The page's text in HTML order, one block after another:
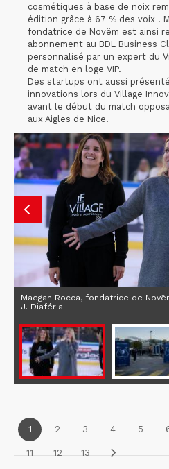
cosmétiques à base de noix
édition grâce à 67 % des voix !
fondatrice de Novëm est ainsi
abonnement au BDL Business
personnalisé par un expert du
de match en loge VIP.
Des startups ont aussi
innovations lors du Village
avant le début du match
aux Aigles de Nice.
Maegan Rocca, fondatrice de
J. Diaféria
1 2 3 4 5
11 12 13